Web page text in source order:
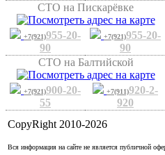
СТО на Пискарёвке
+7(921)955-20-
90
+7(921)955-20-
90
СТО на Балтийской
+7(921)900-20-
55
+7(911)920-2-
920
CopyRight 2010-2026
Вся информация на сайте не является публичной